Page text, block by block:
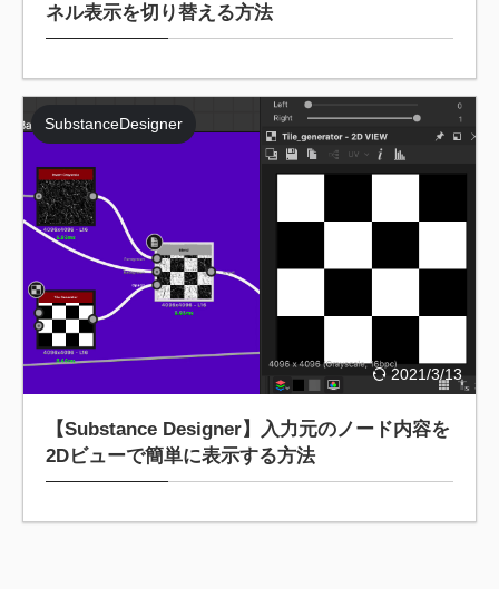
ネル表示を切り替える方法
2021/3/13
SubstanceDesigner
【Substance Designer】入力元のノード内容を
2Dビューで簡単に表示する方法